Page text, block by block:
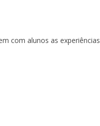
com alunos as experiências